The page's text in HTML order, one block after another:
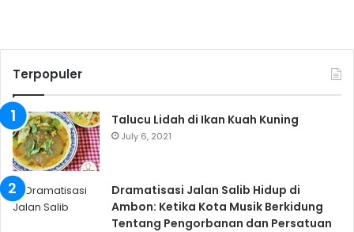
Terpopuler
Talucu Lidah di Ikan Kuah Kuning
July 6, 2021
Dramatisasi Jalan Salib Hidup di
Ambon: Ketika Kota Musik Berkidung
Tentang Pengorbanan dan Persatuan